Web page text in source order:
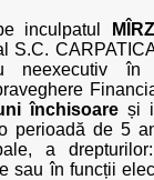
inculpatul
S.C.
neexecutiv în
închisoareși
perioadă de 5
a
sau în funcții